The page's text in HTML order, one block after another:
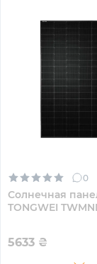
0
Солнечная
TONGWEI
5633 ₴